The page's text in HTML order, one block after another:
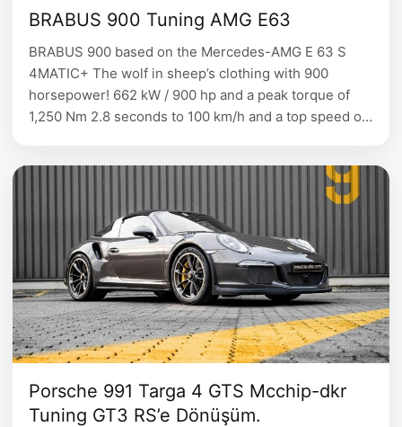
BRABUS 900 Tuning AMG E63
BRABUS 900 based on the Mercedes-AMG E 63 S
4MATIC+ The wolf in sheep’s clothing with 900
horsepower! 662 kW / 900 hp and a peak torque of
1,250 Nm 2.8 seconds to 100 km/h and a top speed of
Porsche 991 Targa 4 GTS Mcchip-dkr
Tuning GT3 RS’e Dönüşüm.